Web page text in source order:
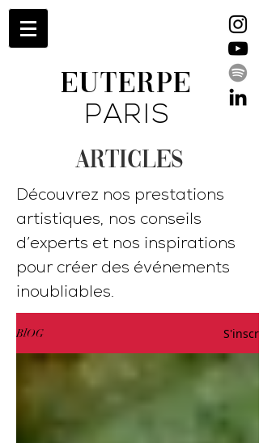
EUTERPE
PARIS
ARTICLES
Découvrez nos prestations
artistiques, nos conseils
d’experts et nos inspirations
pour créer des événements
inoubliables.
BlOG